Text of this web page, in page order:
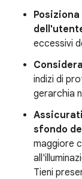
eccessivi
indizi di
gerarchia
sfondo
maggiore
Tieni